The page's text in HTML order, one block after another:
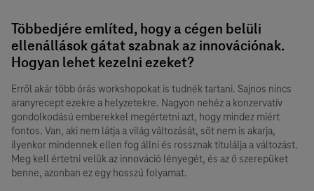
Többedjére említed, hogy a cégen belüli
ellenállások gátat szabnak az innovációnak.
Hogyan lehet kezelni ezeket?
Erről akár több órás workshopokat is tudnék tartani. Sajnos nincs
aranyrecept ezekre a helyzetekre. Nagyon nehéz a konzervatív
gondolkodású emberekkel megértetni azt, hogy mindez miért
fontos. Van, aki nem látja a világ változását, sőt nem is akarja,
ilyenkor mindennek ellen fog állni és rossznak titulálja a változást.
Meg kell értetni velük az innováció lényegét, és az ő szerepüket
benne, azonban ez egy hosszú folyamat.